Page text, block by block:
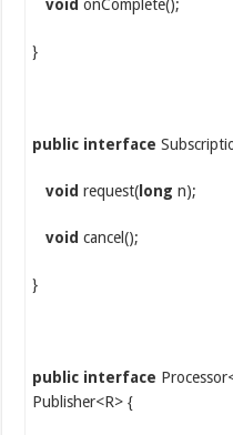
void onComplete();
}
public interface
void request(long n);
void cancel();
}
public interface
Publisher<R> {